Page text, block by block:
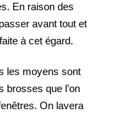
En raison des
avant tout et
à cet égard.
les moyens sont
brosses que l’on
On lavera